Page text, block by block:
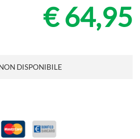
€ 64,95
DISPONIBILE